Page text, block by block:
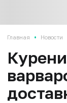
Главная • Новости